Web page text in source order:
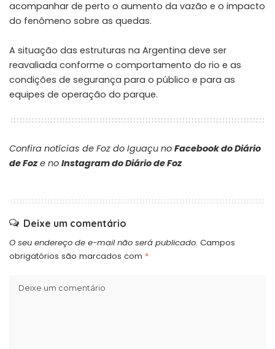
acompanhar de perto o aumento da vazão e o impacto
do fenômeno sobre as quedas.
A situação das estruturas na Argentina deve ser
reavaliada conforme o comportamento do rio e as
condições de segurança para o público e para as
equipes de operação do parque.
Confira notícias de Foz do Iguaçu no Facebook do Diário
de Foze no Instagram do Diário de Foz
Deixe um comentário
O seu endereço de e-mail não será publicado. Campos
obrigatórios são marcados com *